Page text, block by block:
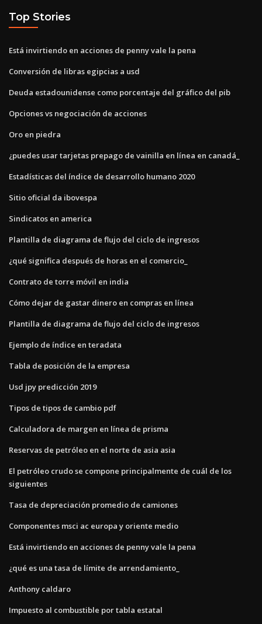
Top Stories
Está invirtiendo en acciones de penny vale la pena
Conversión de libras egipcias a usd
Deuda estadounidense como porcentaje del gráfico del pib
Opciones vs negociación de acciones
Oro en piedra
¿puedes usar tarjetas prepago de vainilla en línea en canadá_
Estadísticas del índice de desarrollo humano 2020
Sitio oficial da ibovespa
Sindicatos en america
Plantilla de diagrama de flujo del ciclo de ingresos
¿qué significa después de horas en el comercio_
Contrato de torre móvil en india
Cómo dejar de gastar dinero en compras en línea
Plantilla de diagrama de flujo del ciclo de ingresos
Ejemplo de índice en teradata
Tabla de posición de la empresa
Usd jpy predicción 2019
Tipos de tipos de cambio pdf
Calculadora de margen en línea de prisma
Reservas de petróleo en el norte de asia asia
El petróleo crudo se compone principalmente de cuál de los
siguientes
Tasa de depreciación promedio de camiones
Componentes msci ac europa y oriente medio
Está invirtiendo en acciones de penny vale la pena
¿qué es una tasa de límite de arrendamiento_
Anthony caldaro
Impuesto al combustible por tabla estatal